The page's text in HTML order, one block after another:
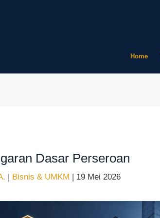
Home
Dasar Perseroan
Bisnis & UMKM 19 Mei 2026